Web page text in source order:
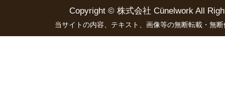
Copyright © 株式会社 Cünelwork All
当サイトの内容、テキスト、画像等の無断転載・無